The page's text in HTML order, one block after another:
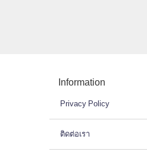
Information
Privacy Policy
ติดต่อเรา